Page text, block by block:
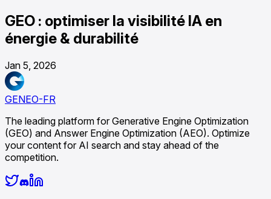
GEO : optimiser la visibilité IA en
énergie & durabilité
Jan 5, 2026
GENEO-FR
The leading platform for Generative Engine Optimization
(GEO) and Answer Engine Optimization (AEO). Optimize
your content for AI search and stay ahead of the
competition.